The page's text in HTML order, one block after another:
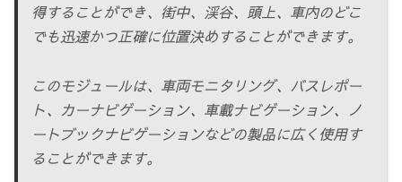
得することができ、街中、渓谷、頭上、車内のどこ
でも迅速かつ正確に位置決めすることができます。
このモジュールは、車両モニタリング、バスレポー
ト、カーナビゲーション、車載ナビゲーション、ノ
ートブックナビゲーションなどの製品に広く使用す
ることができます。